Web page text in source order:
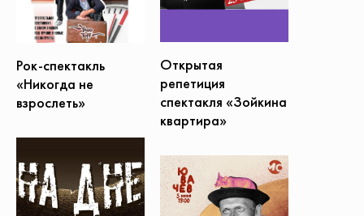
Открытая
репетиция
спектакля «Зойкина
квартира»
Рок-спектакль
«Никогда не
взрослеть»